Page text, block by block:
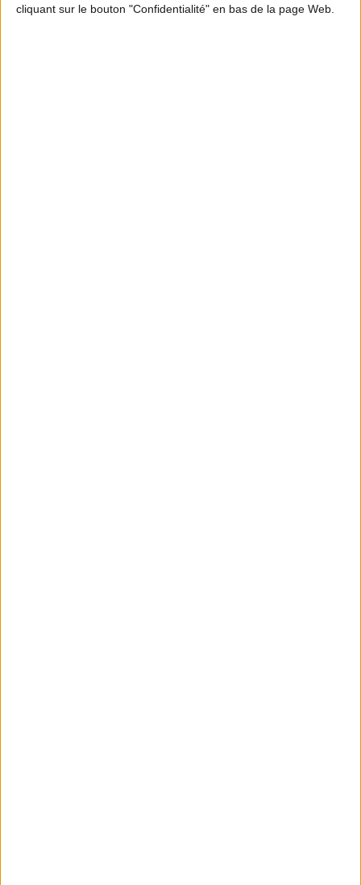
cliquant sur le bouton "Confidentialité" en bas de la page Web.